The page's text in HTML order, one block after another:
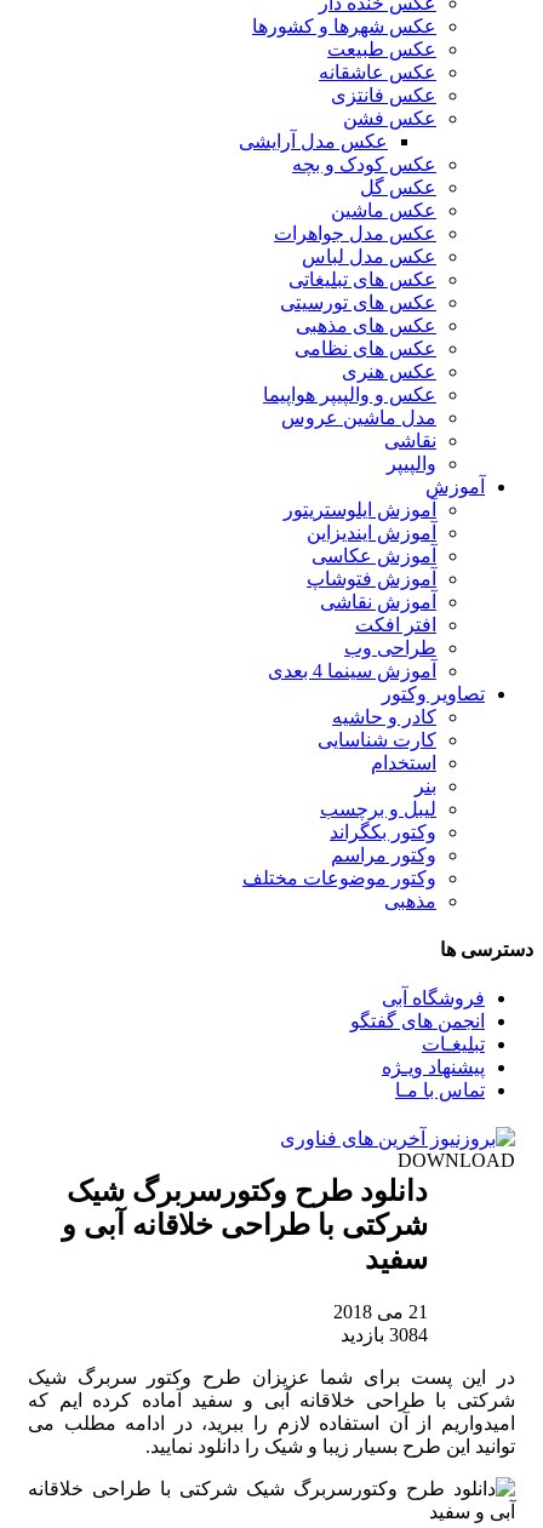
عکس شهرها و کشورها
عکس طبیعت
عکس عاشقانه
عکس فانتزی
عکس فشن
عکس مدل آرایشی
عکس کودک و بچه
عکس گل
عکس ماشین
عکس مدل جواهرات
عکس مدل لباس
عکس های تبلیغاتی
عکس های تورسیتی
عکس های مذهبی
عکس های نظامی
عکس هنری
عکس و والپیپر هواپیما
مدل ماشین عروس
نقاشی
والپیپر
آموزش
آموزش ایلوستریتور
آموزش ایندیزاین
آموزش عکاسی
آموزش فتوشاپ
آموزش نقاشی
افتر افکت
طراحی وب
آموزش سینما 4 بعدی
تصاویر وکتور
کادر و حاشیه
کارت شناسایی
استخدام
بنر
لیبل و برچسب
وکتور بکگراند
وکتور مراسم
وکتور موضوعات مختلف
مذهبی
دسترسی ها
فروشگاه آبی
انجمن های گفتگو
تبلیغـات
پیشنهاد ویـژه
تماس با مـا
DOWNLOAD
دانلود طرح وکتورسربرگ شیک
شرکتی با طراحی خلاقانه آبی و
سفید
21 می 2018
3084 بازدید
در این پست برای شما عزیزان طرح وکتور سربرگ شیک
شرکتی با طراحی خلاقانه آبی و سفید آماده کرده ایم که
امیدواریم از آن استفاده لازم را ببرید، در ادامه مطلب می
توانید این طرح بسیار زیبا و شیک را دانلود نمایید.